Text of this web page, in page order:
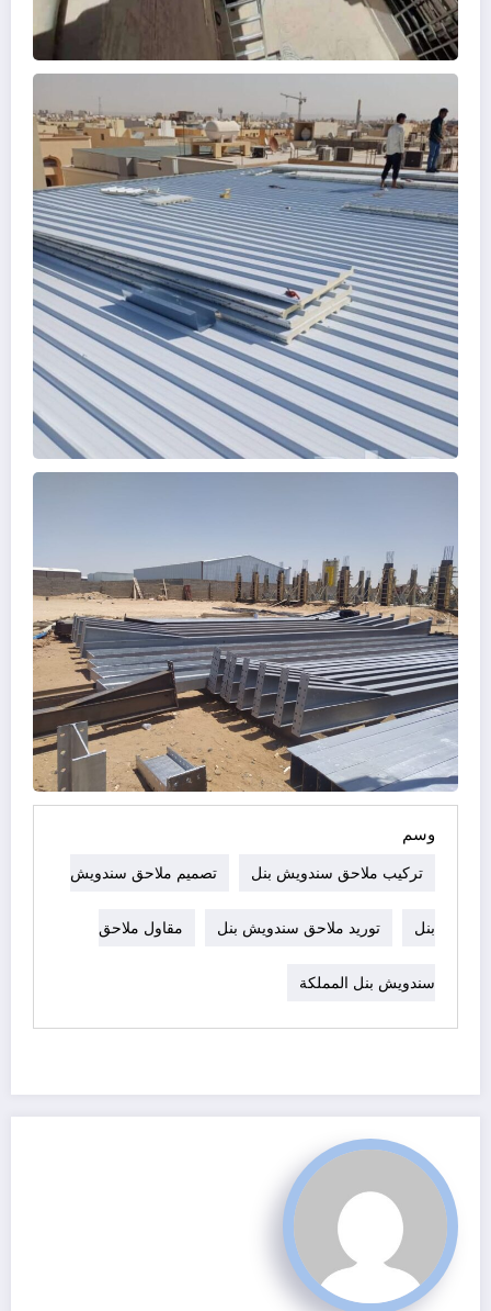
وسم
تركيب ملاحق سندويش بنل تصميم ملاحق سندويش
بنل توريد ملاحق سندويش بنل مقاول ملاحق
سندويش بنل المملكة